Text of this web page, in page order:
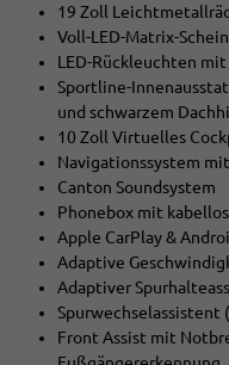
19 Zoll
Voll-LED-Matrix-
LED-Rückleuchten
Sportline-
und schwarzem
10 Zoll Virtuelles
Navigationssystem
Canton Soundsystem
Phonebox mit
Apple CarPlay &
Adaptive
Adaptiver
Spurwechselassistent
Front Assist mit